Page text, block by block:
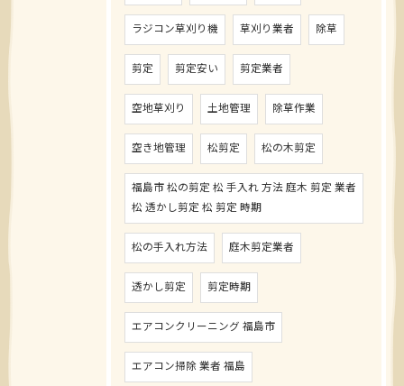
ラジコン草刈り機 草刈り業者 除草
剪定 剪定安い 剪定業者
空地草刈り 土地管理 除草作業
空き地管理 松剪定 松の木剪定
福島市 松の剪定 松 手入れ 方法 庭木 剪定 業者
松 透かし剪定 松 剪定 時期
松の手入れ方法 庭木剪定業者
透かし剪定 剪定時期
エアコンクリーニング 福島市
エアコン掃除 業者 福島